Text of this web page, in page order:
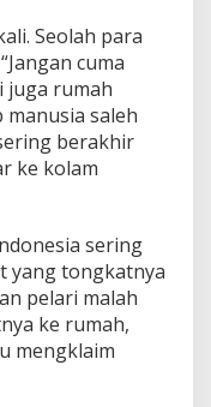
Seolah para
cuma
juga rumah
saleh
berakhir
ke kolam
sering
yang tongkatnya
pelari malah
ke rumah,
mengklaim